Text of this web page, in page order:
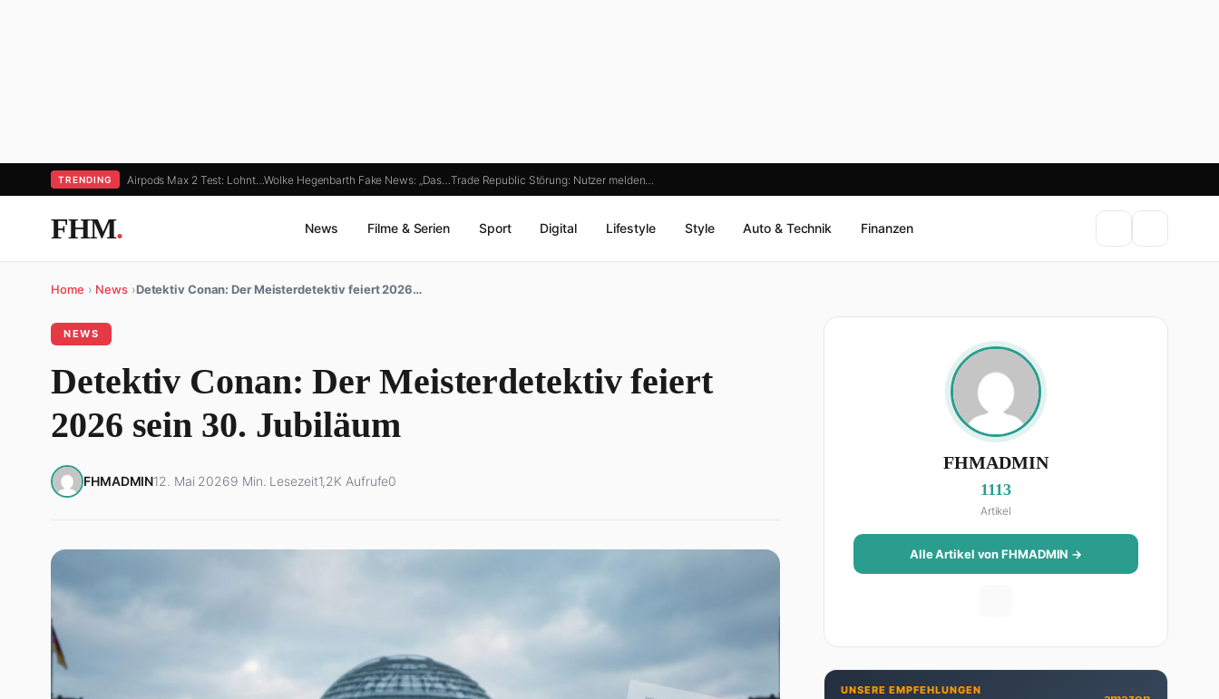
TRENDING Airpods Max 2 Test: Lohnt…Wolke Hegenbarth Fake News: „Das…Trade Republic Störung: Nutzer melden…
FHM. News Filme & Serien Sport Digital Lifestyle Style Auto & Technik Finanzen
Home › News ›Detektiv Conan: Der Meisterdetektiv feiert 2026…
NEWS
Detektiv Conan: Der Meisterdetektiv feiert
2026 sein 30. Jubiläum
FHMADMIN12. Mai 20269 Min. Lesezeit1,2K Aufrufe0
FHMADMIN
1113
Artikel
Alle Artikel von FHMADMIN →
UNSERE EMPFEHLUNGEN